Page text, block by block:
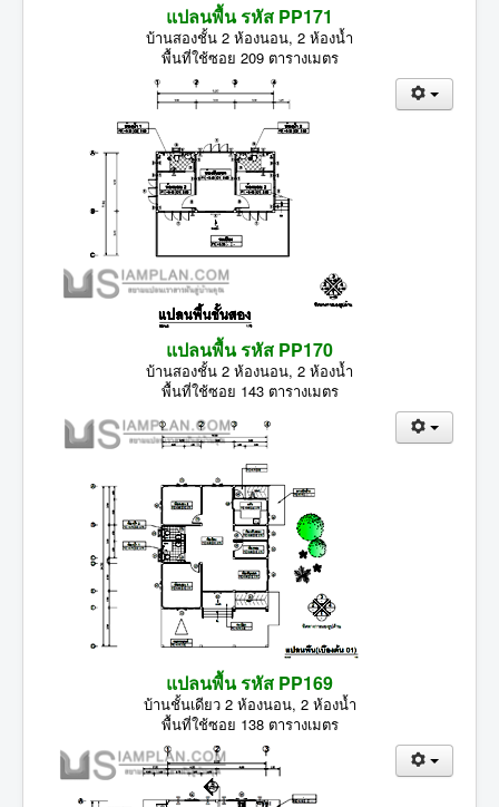
แปลนพื้น รหัส PP171
บ้านสองชั้น 2 ห้องนอน, 2 ห้องน้ำ
พื้นที่ใช้ซอย 209 ตารางเมตร
แปลนพื้น รหัส PP170
บ้านสองชั้น 2 ห้องนอน, 2 ห้องน้ำ
พื้นที่ใช้ซอย 143 ตารางเมตร
แปลนพื้น รหัส PP169
บ้านชั้นเดียว 2 ห้องนอน, 2 ห้องน้ำ
พื้นที่ใช้ซอย 138 ตารางเมตร